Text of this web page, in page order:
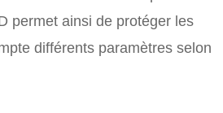
permet ainsi de protéger les
différents paramètres selon